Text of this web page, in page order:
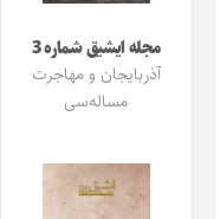
مجله ایشیق شماره 3
آذربایجان و مهاجرت
مساله‌سی